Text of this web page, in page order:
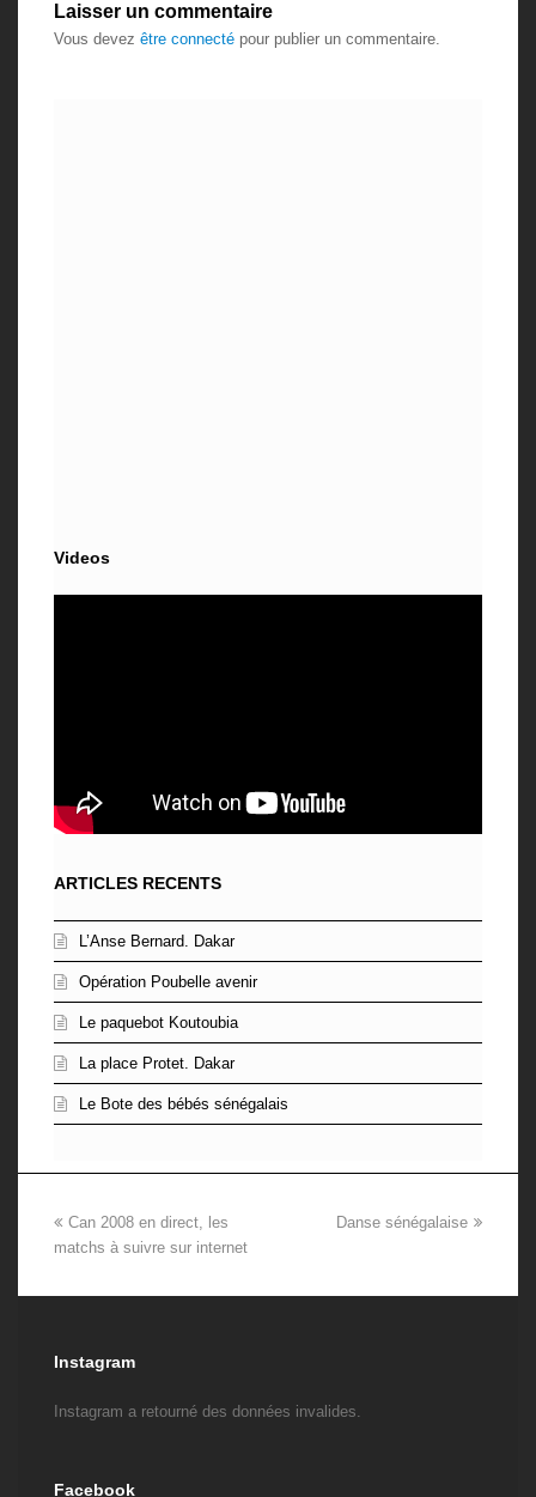
Laisser un commentaire
Vous devez être connecté pour publier un commentaire.
Videos
ARTICLES RECENTS
L’Anse Bernard. Dakar
Opération Poubelle avenir
Le paquebot Koutoubia
La place Protet. Dakar
Le Bote des bébés sénégalais
previous
post:
Can 2008 en direct, les
matchs à suivre sur internet
next
Danse sénégalaise
Instagram
Instagram a retourné des données invalides.
Facebook